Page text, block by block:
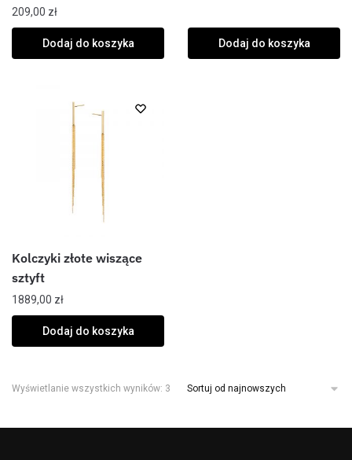
209,00 zł
Dodaj do koszyka Dodaj do koszyka
Kolczyki złote wiszące
sztyft
1889,00 zł
Dodaj do koszyka
Wyświetlanie wszystkich wyników: 3